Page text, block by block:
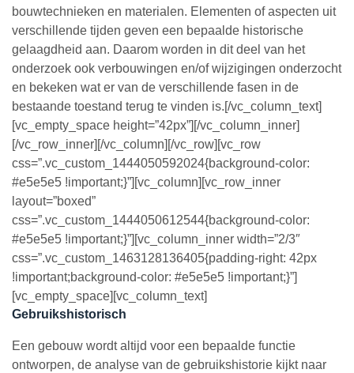
bouwtechnieken en materialen. Elementen of aspecten uit
verschillende tijden geven een bepaalde historische
gelaagdheid aan. Daarom worden in dit deel van het
onderzoek ook verbouwingen en/of wijzigingen onderzocht
en bekeken wat er van de verschillende fasen in de
bestaande toestand terug te vinden is.[/vc_column_text]
[vc_empty_space height=”42px”][/vc_column_inner]
[/vc_row_inner][/vc_column][/vc_row][vc_row
css=”.vc_custom_1444050592024{background-color:
#e5e5e5 !important;}”][vc_column][vc_row_inner
layout=”boxed”
css=”.vc_custom_1444050612544{background-color:
#e5e5e5 !important;}”][vc_column_inner width=”2/3″
css=”.vc_custom_1463128136405{padding-right: 42px
!important;background-color: #e5e5e5 !important;}”]
[vc_empty_space][vc_column_text]
Gebruikshistorisch
Een gebouw wordt altijd voor een bepaalde functie
ontworpen, de analyse van de gebruikshistorie kijkt naar